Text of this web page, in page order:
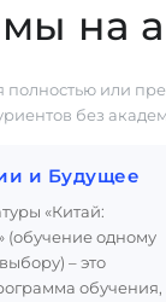
на
полностью или
без
и Будущее
«Китай:
(обучение одному
– это
обучения,